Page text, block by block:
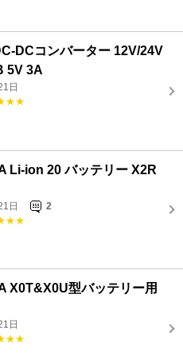
DCコンバーター 12V/24V
5V 3A
日
Li-ion 20 バッテリー X2R
日
2
X0T&X0U型バッテリー用
日